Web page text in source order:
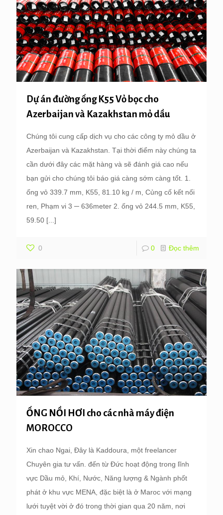
Dự án đường ống K55 Vỏ bọc cho
Azerbaijan và Kazakhstan mỏ dầu
Chúng tôi cung cấp dịch vụ cho các công ty mỏ dầu ở
Azerbaijan và Kazakhstan. Tại thời điểm này chúng ta
cần dưới đây các mặt hàng và sẽ đánh giá cao nếu
bạn gửi cho chúng tôi báo giá càng sớm càng tốt. 1.
ống vỏ 339.7 mm, K55, 81.10 kg / m, Củng cố kết nối
ren, Phạm vi 3 ─ 636meter 2. ống vỏ 244.5 mm, K55,
59.50 [...]
0 0 Đọc thêm
ỐNG NỒI HƠI cho các nhà máy điện
MOROCCO
Xin chao Ngai, Đây là Kaddoura, một freelancer
Chuyên gia tư vấn. đến từ Đức hoạt động trong lĩnh
vực Dầu mỏ, Khí, Nước, Năng lượng & Ngành phốt
phát ở khu vực MENA, đặc biệt là ở Maroc với mạng
lưới tuyệt vời ở đó trong thời gian qua 20 năm, nơi